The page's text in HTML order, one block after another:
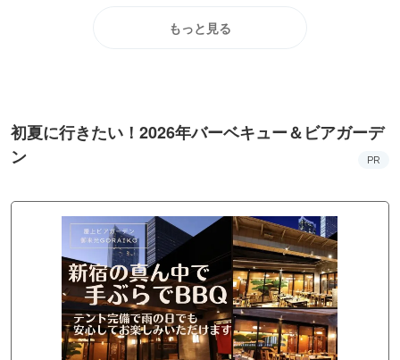
もっと見る
初夏に行きたい！2026年バーベキュー＆ビアガーデ
ン
PR